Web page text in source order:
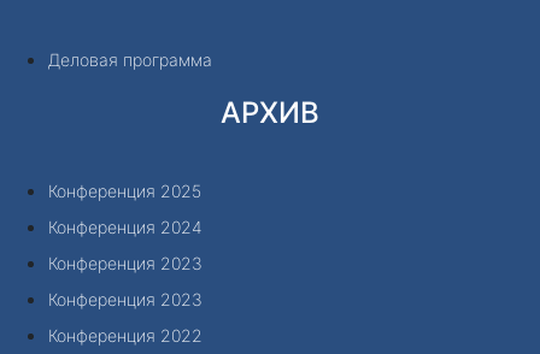
Деловая программа
АРХИВ
Конференция 2025
Конференция 2024
Конференция 2023
Конференция 2023
Конференция 2022